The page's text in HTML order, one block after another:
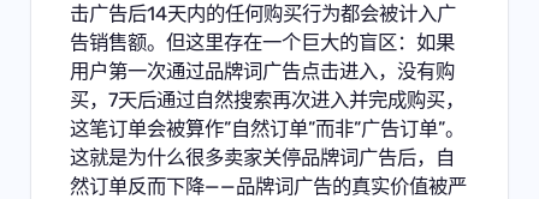
击广告后14天内的任何购买行为都会被计入广
告销售额。但这里存在一个巨大的盲区：如果
用户第一次通过品牌词广告点击进入，没有购
买，7天后通过自然搜索再次进入并完成购买，
这笔订单会被算作”自然订单”而非”广告订单”。
这就是为什么很多卖家关停品牌词广告后，自
然订单反而下降——品牌词广告的真实价值被严